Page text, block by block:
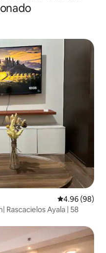
Calificación
4.96 (98)
Rascacielos Ayala | 58